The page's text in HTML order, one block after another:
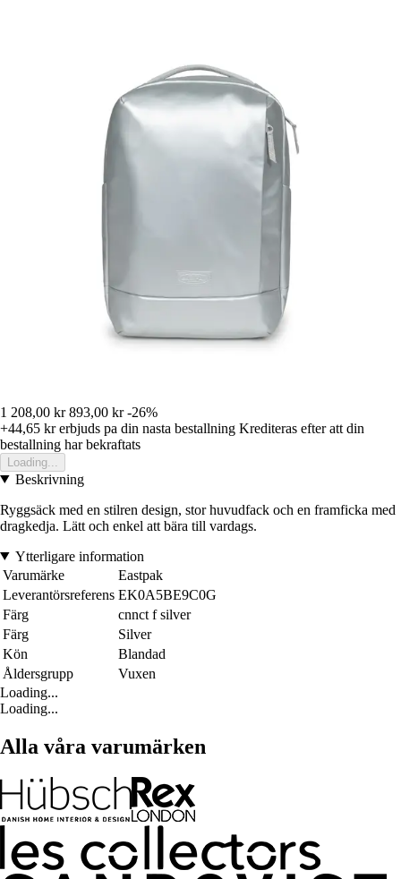
1 208,00 kr 893,00 kr -26%
+44,65 krerbjuds pa din nasta bestallning Krediteras efter att din
bestallning har bekraftats
Loading...
Beskrivning
Ryggsäck med en stilren design, stor huvudfack och en framficka med
dragkedja. Lätt och enkel att bära till vardags.
Ytterligare information
Varumärke
Eastpak
Leverantörsreferens EK0A5BE9C0G
Färg
cnnct f silver
Färg
Silver
Kön
Blandad
Åldersgrupp
Vuxen
Loading...
Loading...
Alla våra varumärken